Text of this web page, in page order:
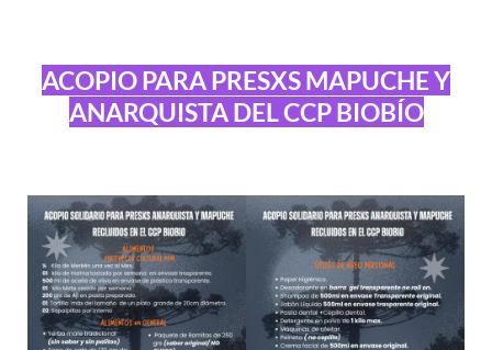
ACOPIO PARA PRESXS MAPUCHE Y
ANARQUISTA DEL CCP BIOBÍO